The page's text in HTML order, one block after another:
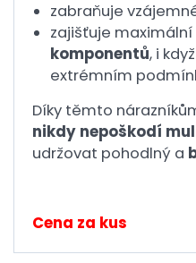
zabraňuje
zajišťuje maximální
komponentů, i
extrémním
Díky těmto
nikdy nepoškodí
udržovat pohodlný a
Cena za kus